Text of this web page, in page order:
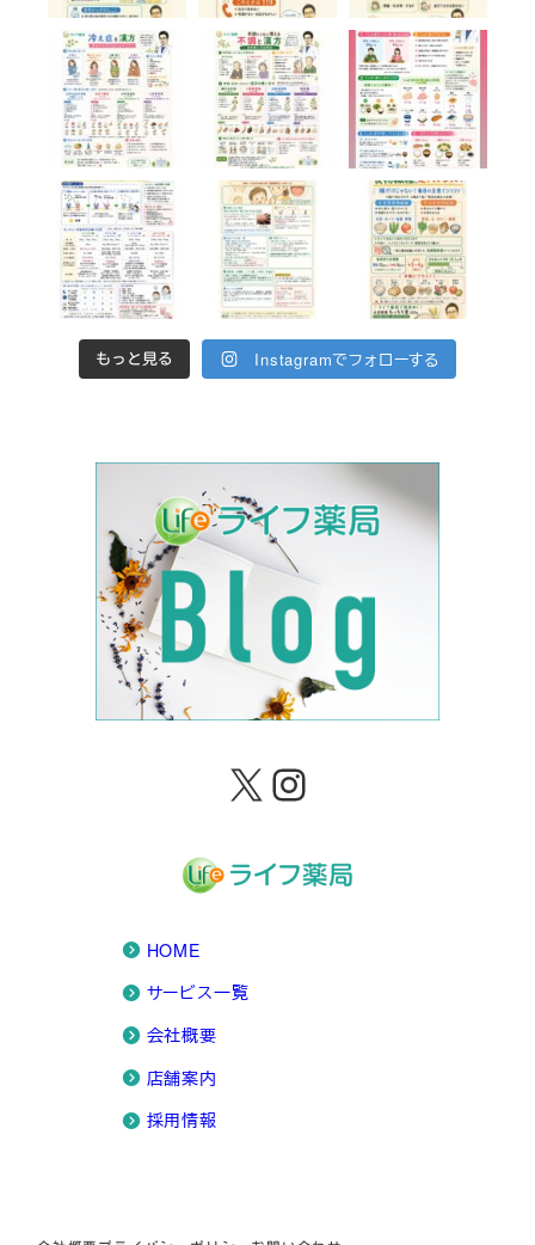
もっと見る Instagramでフォローする
X Instagram
HOME
サービス一覧
会社概要
店舗案内
採用情報